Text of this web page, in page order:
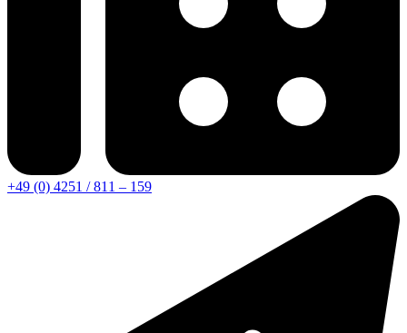
+49 (0) 4251 / 811 – 159